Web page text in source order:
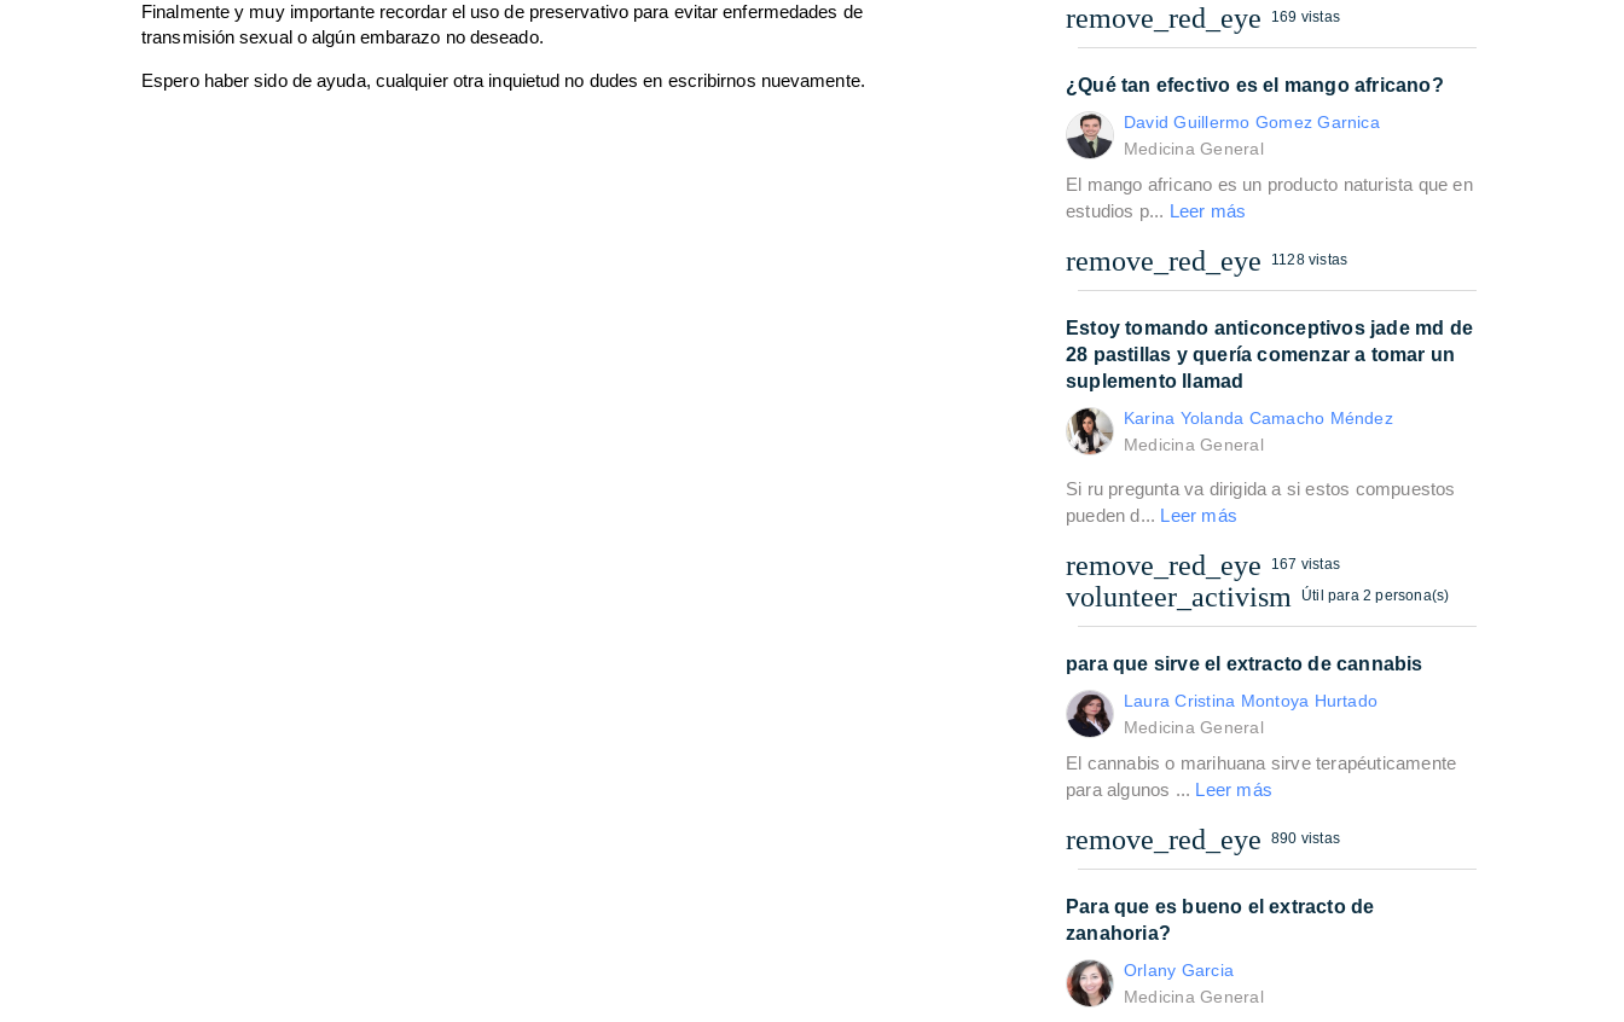
Finalmente y muy importante recordar el uso de preservativo para evitar enfermedades de
transmisión sexual o algún embarazo no deseado.
Espero haber sido de ayuda, cualquier otra inquietud no dudes en escribirnos nuevamente.
remove_red_eye 169 vistas
¿Qué tan efectivo es el mango africano?
David Guillermo Gomez Garnica
Medicina General
El mango africano es un producto naturista que en
estudios p... Leer más
remove_red_eye 1128 vistas
Estoy tomando anticonceptivos jade md de
28 pastillas y quería comenzar a tomar un
suplemento llamad
Karina Yolanda Camacho Méndez
Medicina General
Si ru pregunta va dirigida a si estos compuestos
pueden d... Leer más
remove_red_eye 167 vistas
volunteer_activism Útil para 2 persona(s)
para que sirve el extracto de cannabis
Laura Cristina Montoya Hurtado
Medicina General
El cannabis o marihuana sirve terapéuticamente
para algunos ... Leer más
remove_red_eye 890 vistas
Para que es bueno el extracto de
zanahoria?
Orlany Garcia
Medicina General